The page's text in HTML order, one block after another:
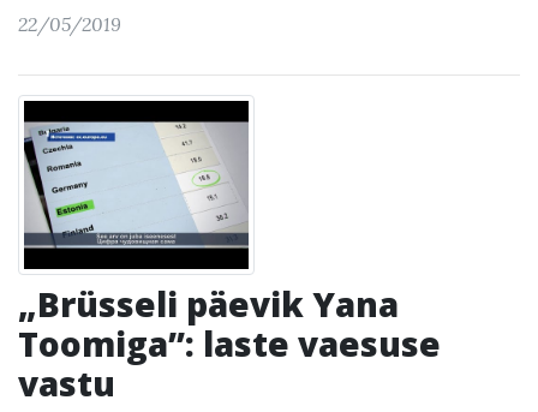
22/05/2019
„Brüsseli päevik Yana
Toomiga”: laste vaesuse
vastu